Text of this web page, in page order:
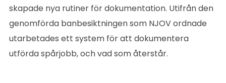
skapade nya rutiner för dokumentation. Utifrån den
genomförda banbesiktningen som NJOV ordnade
utarbetades ett system för att dokumentera
utförda spårjobb, och vad som återstår.